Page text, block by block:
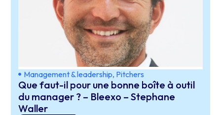
Management & leadership, Pitchers
Que faut-il pour une bonne boîte à outil
du manager ? – Bleexo – Stephane
Waller